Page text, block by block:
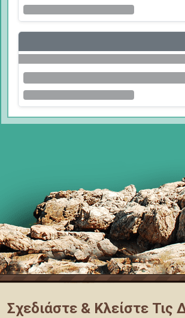
Σχεδιάστε & Κλείστε Τις